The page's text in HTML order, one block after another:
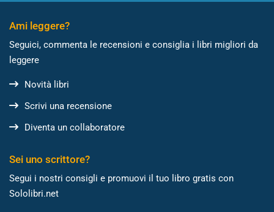
Ami leggere?
Seguici, commenta le recensioni e consiglia i libri migliori da
leggere
Novità libri
Scrivi una recensione
Diventa un collaboratore
Sei uno scrittore?
Segui i nostri consigli e promuovi il tuo libro gratis con
Sololibri.net